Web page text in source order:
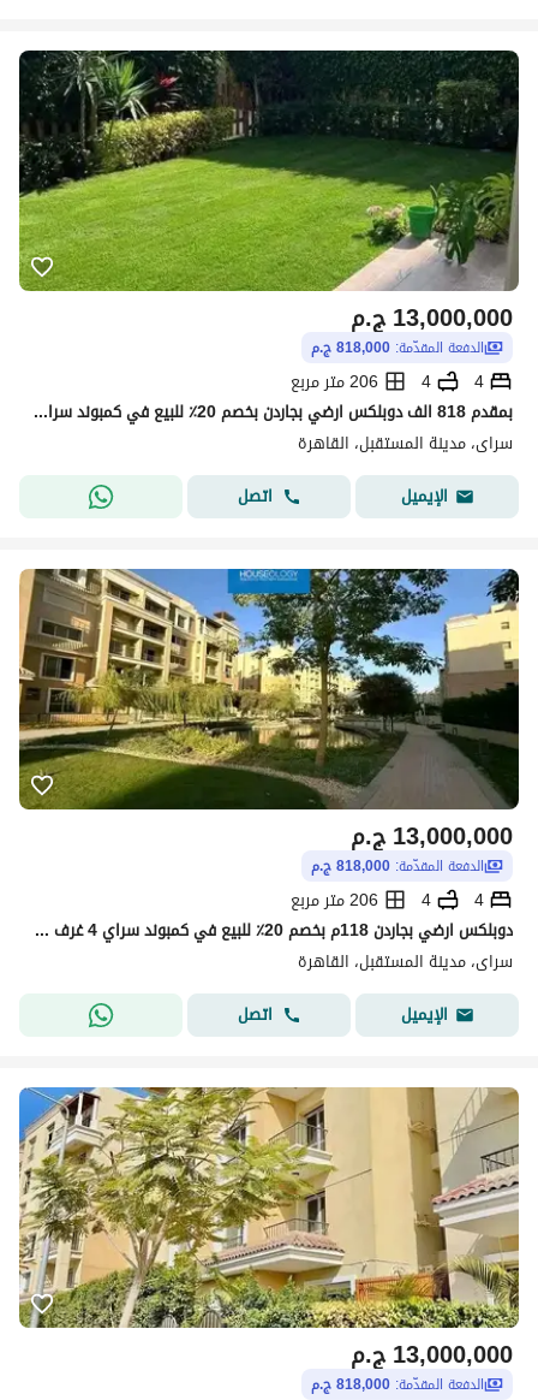
ج.م13,000,000
الدفعة المقدّمة: 818,000 ج.م
4
4
206 متر مربع
بمقدم 818 الف دوبلكس ارضي بجاردن بخصم 20٪ للبيع في كمبوند سراي 4 غرف نوم + جاردن 118م Sarai New Cairo
سراى، مدينة المستقبل، القاهرة
الإيميل
اتصل
ج.م13,000,000
الدفعة المقدّمة: 818,000 ج.م
4
4
206 متر مربع
دوبلكس ارضي بجاردن 118م بخصم 20٪ للبيع في كمبوند سراي 4 غرف نوم بمقدم 818 الف Sarai New Cairo
سراى، مدينة المستقبل، القاهرة
الإيميل
اتصل
ج.م13,000,000
الدفعة المقدّمة: 818,000 ج.م